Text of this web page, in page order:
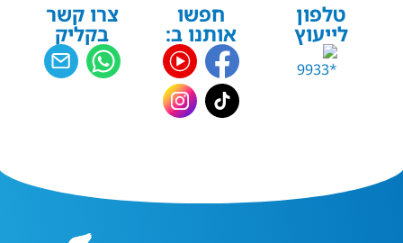
טלפון
לייעוץ
חפשו
אותנו ב:
צרו קשר
בקליק